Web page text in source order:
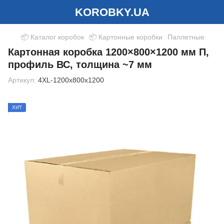
KOROBKY.UA
📦 Каталог коробок 📦 Картонные коробки Паллетные
Картонная коробка 1200×800×1200 мм П,
профиль ВС, толщина ~7 мм
Артикул: 4XL-1200x800x1200
ХИТ